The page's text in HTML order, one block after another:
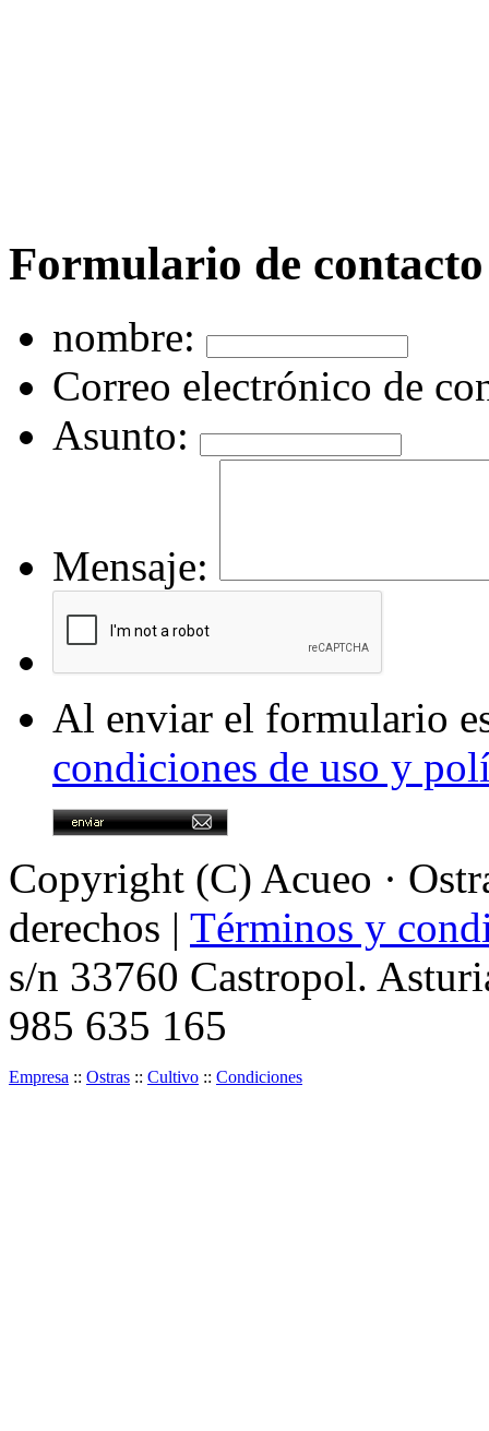
Formulario de contacto
nombre:
Correo electrónico de
Asunto:
Mensaje:
Al enviar el formulario
condiciones de uso y
Copyright (C) Acueo ·
derechos | Términos y
s/n 33760 Castropol.
985 635 165
Empresa :: Ostras :: Cultivo :: Condiciones